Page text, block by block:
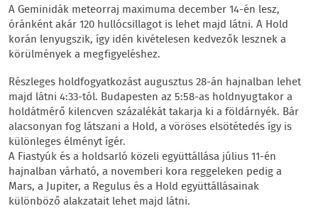
A Geminidák meteorraj maximuma december 14-én lesz,
óránként akár 120 hullócsillagot is lehet majd látni. A Hold
korán lenyugszik, így idén kivételesen kedvezők lesznek a
körülmények a megfigyeléshez.
Részleges holdfogyatkozást augusztus 28-án hajnalban lehet
majd látni 4:33-tól. Budapesten az 5:58-as holdnyugtakor a
holdátmérő kilencven százalékát takarja ki a földárnyék. Bár
alacsonyan fog látszani a Hold, a vöröses elsötétedés így is
különleges élményt ígér.
A Fiastyúk és a holdsarló közeli együttállása július 11-én
hajnalban várható, a novemberi kora reggeleken pedig a
Mars, a Jupiter, a Regulus és a Hold együttállásainak
különböző alakzatait lehet majd látni.